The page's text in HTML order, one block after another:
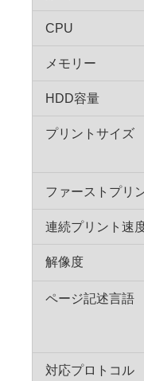
CPU
メモリー
HDD容量
プリントサイズ
ファーストプリ
連続プリント速
解像度
ページ記述言語
対応プロトコル